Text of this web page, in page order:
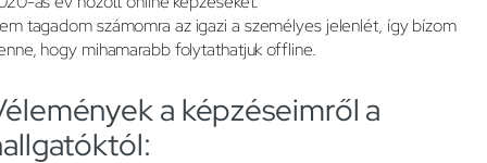
tagadom számomra az igazi a személyes jelenlét, így bízom
hogy mihamarabb folytathatjuk offline.
a képzéseimről a